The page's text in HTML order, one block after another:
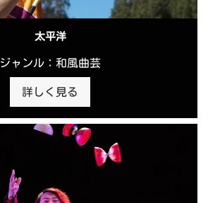
太平洋
ジャンル：和風曲芸
詳しく見る